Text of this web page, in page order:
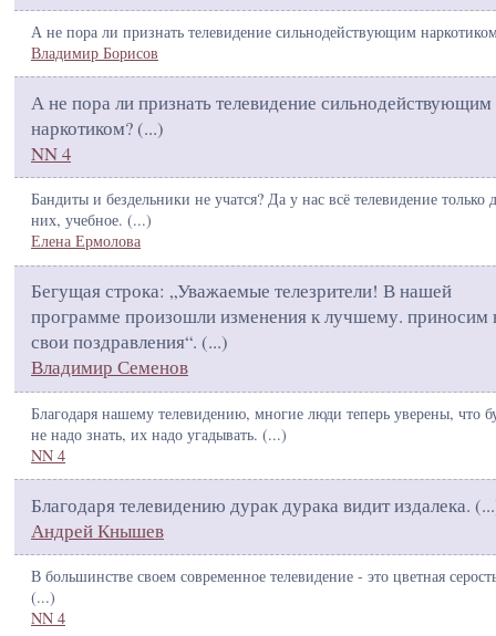
А не пора ли признать телевидение сильнодействующим
Владимир Борисов
А не пора ли признать телевидение сильнодействующим
наркотиком? (...)
NN 4
Бандиты и бездельники не учатся? Да у нас всё телевидение только
них, учебное. (...)
Елена Ермолова
Бегущая строка: „Уважаемые телезрители! В нашей
программе произошли изменения к лучшему. приносим
свои поздравления“. (...)
Владимир Семенов
Благодаря нашему телевидению, многие люди теперь уверены, что
не надо знать, их надо угадывать. (...)
NN 4
Благодаря телевидению дурак дурака видит издалека. (...
Андрей Кнышев
В большинстве своем современное телевидение - это цветная
(...)
NN 4